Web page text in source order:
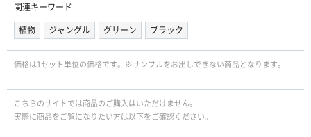
関連キーワード
植物
ジャングル グリーン ブラック
価格は1セット単位の価格です。※サンプルをお出しできない商品となります。
こちらのサイトでは商品のご購入はいただけません。
実際に商品をご覧になりたい方は以下をご確認ください。